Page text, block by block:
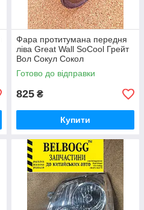
Фара протитумана передня
ліва Great Wall SoCool Грейт
Вол Сокул Сокол
Готово до відправки
825 ₴
Купити